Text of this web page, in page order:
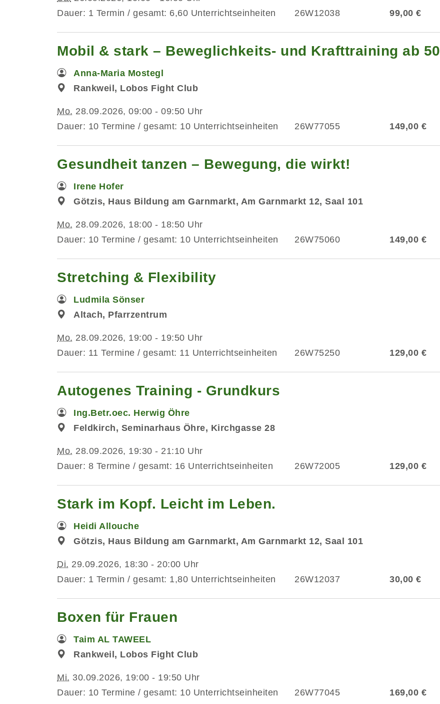
Dauer: 1 Termin / gesamt: 6,60 Unterrichtseinheiten
26W12038 99,00 €
Mobil & stark – Beweglichkeits- und Krafttraining ab 50
Anna-Maria Mostegl
Rankweil, Lobos Fight Club
Mo. 28.09.2026, 09:00 - 09:50 Uhr
Dauer: 10 Termine / gesamt: 10 Unterrichtseinheiten
26W77055 149,00 €
Gesundheit tanzen – Bewegung, die wirkt!
Irene Hofer
Götzis, Haus Bildung am Garnmarkt, Am Garnmarkt 12, Saal 101
Mo. 28.09.2026, 18:00 - 18:50 Uhr
Dauer: 10 Termine / gesamt: 10 Unterrichtseinheiten
26W75060 149,00 €
Stretching & Flexibility
Ludmila Sönser
Altach, Pfarrzentrum
Mo. 28.09.2026, 19:00 - 19:50 Uhr
Dauer: 11 Termine / gesamt: 11 Unterrichtseinheiten
26W75250 129,00 €
Autogenes Training - Grundkurs
Ing.Betr.oec. Herwig Öhre
Feldkirch, Seminarhaus Öhre, Kirchgasse 28
Mo. 28.09.2026, 19:30 - 21:10 Uhr
Dauer: 8 Termine / gesamt: 16 Unterrichtseinheiten
26W72005 129,00 €
Stark im Kopf. Leicht im Leben.
Heidi Allouche
Götzis, Haus Bildung am Garnmarkt, Am Garnmarkt 12, Saal 101
Di. 29.09.2026, 18:30 - 20:00 Uhr
Dauer: 1 Termin / gesamt: 1,80 Unterrichtseinheiten
26W12037 30,00 €
Boxen für Frauen
Taim AL TAWEEL
Rankweil, Lobos Fight Club
Mi. 30.09.2026, 19:00 - 19:50 Uhr
Dauer: 10 Termine / gesamt: 10 Unterrichtseinheiten
26W77045 169,00 €